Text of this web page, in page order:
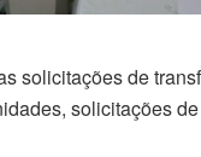
solicitações de
solicitações